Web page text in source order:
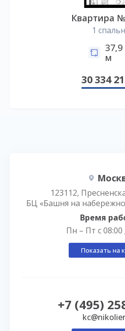
Квартира
1
37,9
м
30 334
123112,
БЦ «Башня на
Время
Пн – Пт с 08:00
Показать на
+7 (495)